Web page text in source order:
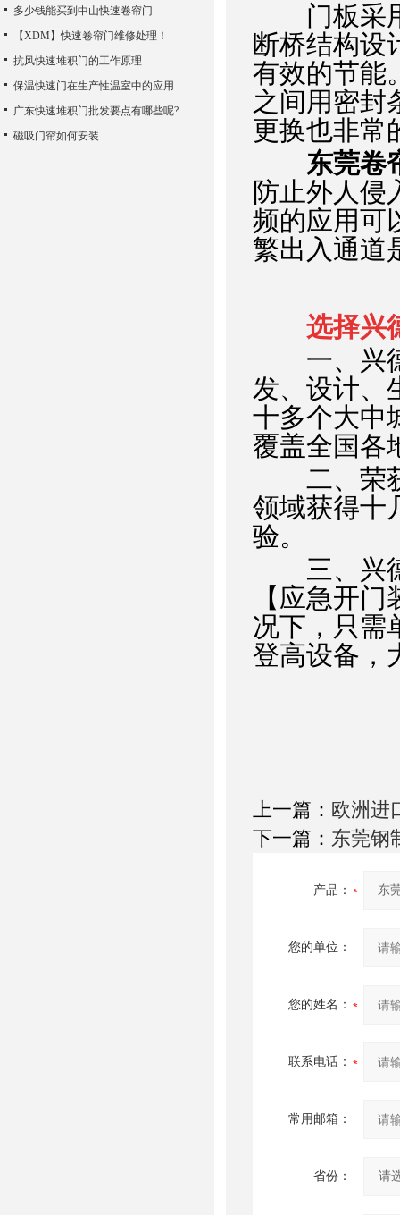
门板采用
断桥结构设
有效的节能
之间用密封
更换也非常
东莞卷
防止外人侵
频的应用可
繁出入通道
选择兴
一、兴德
发、设计、
十多个大中
覆盖全国各
二、荣获
领域获得十
验。
三、兴德
【应急开
况下，只需
登高设备，
上一篇： 欧洲进
下一篇： 东莞钢
产品：
您的单位：
您的姓名：
联系电话：
常用邮箱：
省份：
多少钱能买到中山快速卷帘门
【XDM】快速卷帘门维修处理！
抗风快速堆积门的工作原理
保温快速门在生产性温室中的应用
广东快速堆积门批发要点有哪些呢?
磁吸门帘如何安装